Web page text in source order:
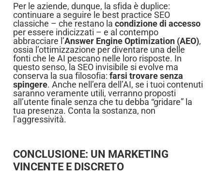
Per le aziende, dunque, la sfida è duplice:
continuare a seguire le best practice SEO
classiche – che restano la condizione di accesso
per essere indicizzati – e al contempo
abbracciare l’Answer Engine Optimization (AEO),
ossia l’ottimizzazione per diventare una delle
fonti che le AI pescano nelle loro risposte. In
questo senso, la SEO invisibile si evolve ma
conserva la sua filosofia: farsi trovare senza
spingere. Anche nell’era dell’AI, se i tuoi contenuti
saranno veramente utili, verranno proposti
all’utente finale senza che tu debba “gridare” la
tua presenza. Conta la sostanza, non
l’aggressività.
CONCLUSIONE: UN MARKETING
VINCENTE E DISCRETO